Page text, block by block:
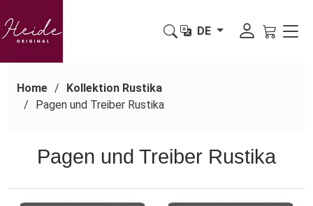
DE
Home
Kollektion Rustika
Pagen und Treiber Rustika
Pagen und Treiber Rustika